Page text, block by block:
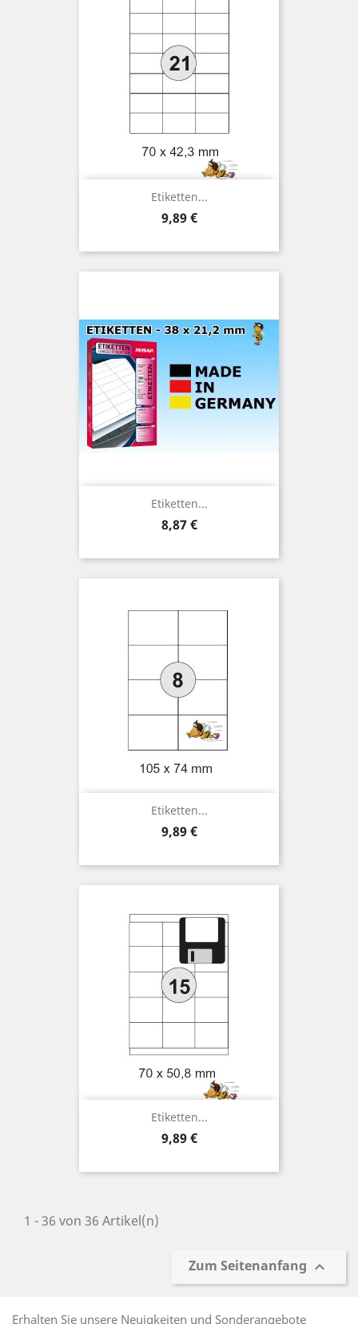
Etiketten...
Preis
9,89 €
Etiketten...
Preis
8,87 €
Etiketten...
Preis
9,89 €
Etiketten...
Preis
9,89 €
1 - 36 von 36 Artikel(n)
Zum Seitenanfang 
Erhalten Sie unsere Neuigkeiten und Sonderangebote